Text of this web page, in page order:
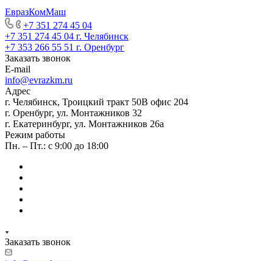
ЕвразКомМаш
+7 351 274 45 04
+7 351 274 45 04 г. Челябинск
+7 353 266 55 51 г. Оренбург
Заказать звонок
E-mail
info@evrazkm.ru
Адрес
г. Челябинск, Троицкий тракт 50В офис 204
г. Оренбург, ул. Монтажников 32
г. Екатеринбург, ул. Монтажников 26а
Режим работы
Пн. – Пт.: с 9:00 до 18:00
Заказать звонок